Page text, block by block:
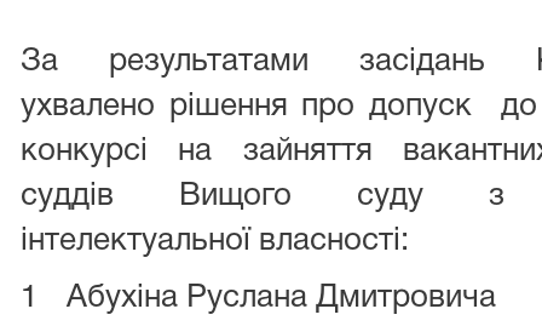
За результатами засідань
ухвалено рішення про допуск до
конкурсі на зайняття
суддів Вищого суду з
інтелектуальної власності:
1
Абухіна Руслана Дмитровича